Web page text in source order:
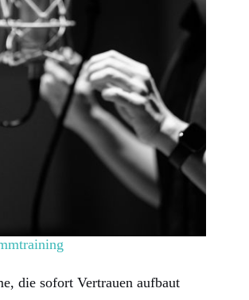
die sofort Vertrauen aufbaut